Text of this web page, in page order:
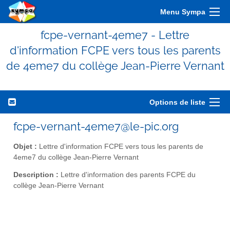
Menu Sympa
fcpe-vernant-4eme7 - Lettre
d'information FCPE vers tous les parents
de 4eme7 du collège Jean-Pierre Vernant
Options de liste
fcpe-vernant-4eme7@le-pic.org
Objet : Lettre d'information FCPE vers tous les parents de
4eme7 du collège Jean-Pierre Vernant
Description : Lettre d'information des parents FCPE du
collège Jean-Pierre Vernant